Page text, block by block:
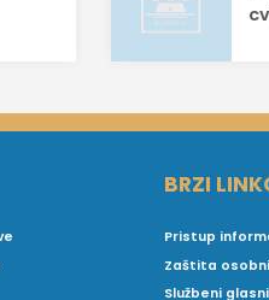
BRZI
Pristup
Zaštita
Službeni